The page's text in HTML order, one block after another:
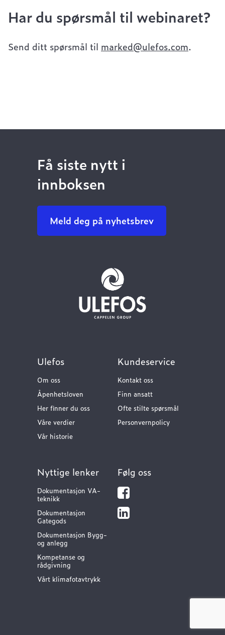
Har du spørsmål til webinaret?
Send ditt spørsmål til marked@ulefos.com.
Få siste nytt i
innboksen
Meld deg på nyhetsbrev
Ulefos
Om oss
Åpenhetsloven
Her finner du oss
Våre verdier
Vår historie
Kundeservice
Kontakt oss
Finn ansatt
Ofte stilte spørsmål
Personvernpolicy
Nyttige lenker
Dokumentasjon VA-
teknikk
Dokumentasjon
Gategods
Dokumentasjon Bygg-
og anlegg
Kompetanse og
rådgivning
Vårt klimafotavtrykk
Følg oss